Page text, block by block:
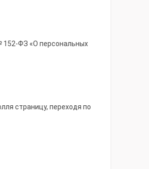
152-ФЗ «О персональных
страницу, переходя по